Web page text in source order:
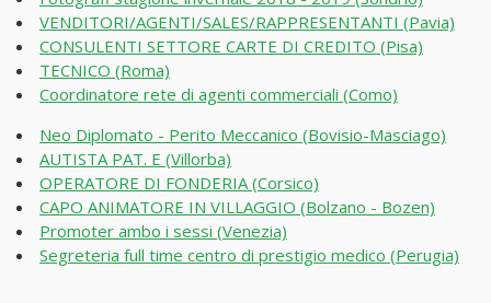
VENDITORI/AGENTI/SALES/RAPPRESENTANTI (Pavia)
CONSULENTI SETTORE CARTE DI CREDITO (Pisa)
TECNICO (Roma)
Coordinatore rete di agenti commerciali (Como)
Neo Diplomato - Perito Meccanico (Bovisio-Masciago)
AUTISTA PAT. E (Villorba)
OPERATORE DI FONDERIA (Corsico)
CAPO ANIMATORE IN VILLAGGIO (Bolzano - Bozen)
Promoter ambo i sessi (Venezia)
Segreteria full time centro di prestigio medico (Perugia)